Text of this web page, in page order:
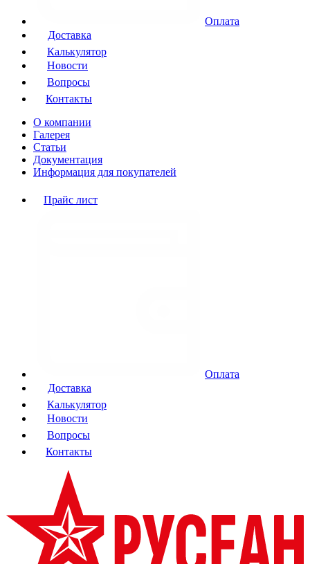
Оплата
Доставка
Калькулятор
Новости
Вопросы
Контакты
О компании
Галерея
Статьи
Документация
Информация для покупателей
Прайс лист
Оплата
Доставка
Калькулятор
Новости
Вопросы
Контакты